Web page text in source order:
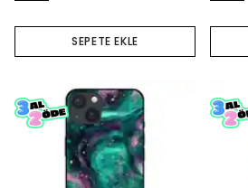
SEPETE EKLE